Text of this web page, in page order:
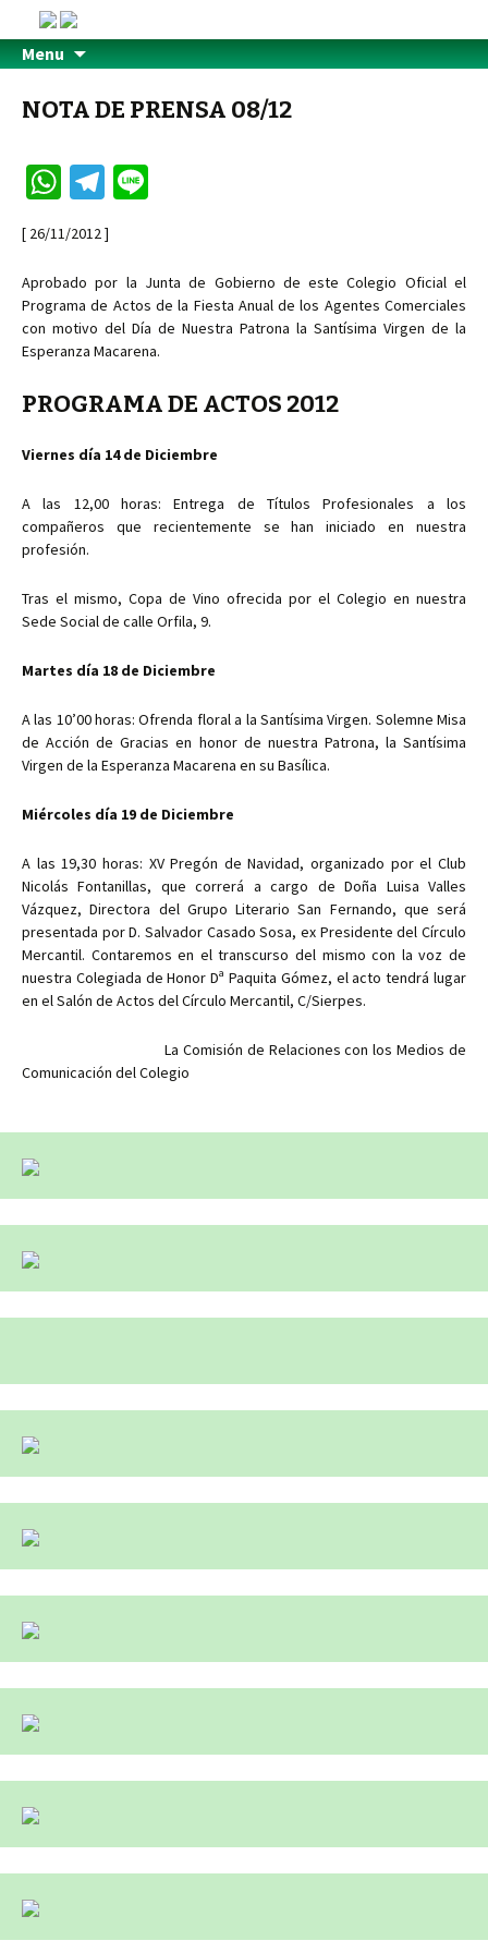
Menu
NOTA DE PRENSA 08/12
W
h
at
sA
p
p
Te
le
gr
a
m
[ 26/11/2012 ]
Aprobado por la Junta de Gobierno de este Colegio Oficial el
Programa de Actos de la Fiesta Anual de los Agentes Comerciales
con motivo del Día de Nuestra Patrona la Santísima Virgen de la
Esperanza Macarena.
PROGRAMA DE ACTOS 2012
Viernes día 14 de Diciembre
A las 12,00 horas: Entrega de Títulos Profesionales a los
compañeros que recientemente se han iniciado en nuestra
profesión.
Tras el mismo, Copa de Vino ofrecida por el Colegio en nuestra
Sede Social de calle Orfila, 9.
Martes día 18 de Diciembre
A las 10’00 horas: Ofrenda floral a la Santísima Virgen. Solemne Misa
de Acción de Gracias en honor de nuestra Patrona, la Santísima
Virgen de la Esperanza Macarena en su Basílica.
Miércoles día 19 de Diciembre
A las 19,30 horas: XV Pregón de Navidad, organizado por el Club
Nicolás Fontanillas, que correrá a cargo de Doña Luisa Valles
Vázquez, Directora del Grupo Literario San Fernando, que será
presentada por D. Salvador Casado Sosa, ex Presidente del Círculo
Mercantil. Contaremos en el transcurso del mismo con la voz de
nuestra Colegiada de Honor Dª Paquita Gómez, el acto tendrá lugar
en el Salón de Actos del Círculo Mercantil, C/Sierpes.
La Comisión de Relaciones con los Medios de
Comunicación del Colegio